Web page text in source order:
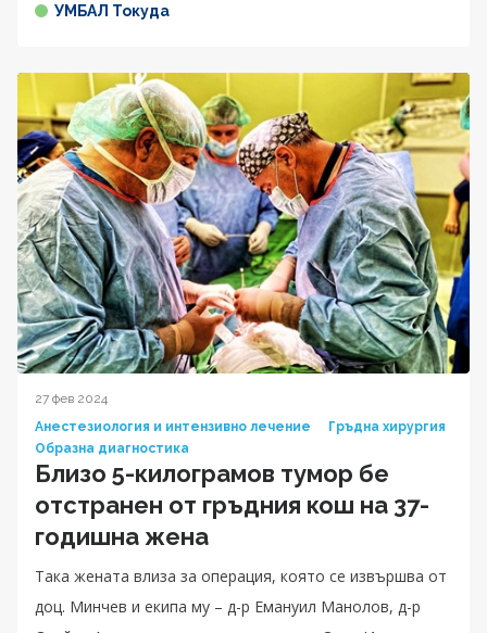
УМБАЛ Токуда
27 фев 2024
Анестезиология и интензивно лечение
Гръдна хирургия
Образна диагностика
Близо 5-килограмов тумор бе
отстранен от гръдния кош на 37-
годишна жена
Така жената влиза за операция, която се извършва от
доц. Минчев и екипа му – д-р Емануил Манолов, д-р